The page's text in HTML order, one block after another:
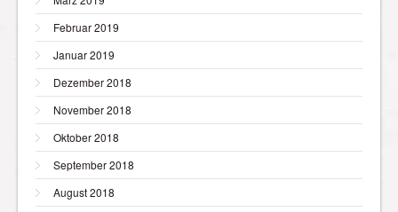
Februar 2019
Januar 2019
Dezember 2018
November 2018
Oktober 2018
September 2018
August 2018